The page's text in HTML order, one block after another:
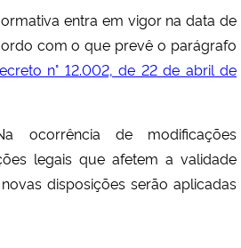
entra em vigor na data de
com o que prevê o parágrafo
n° 12.002, de 22 de abril de
ocorrência de modificações
legais que afetem a validade
disposições serão aplicadas